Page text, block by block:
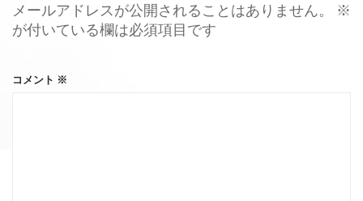
メールアドレスが公開されることはありません。
※
が付いている欄は必須項目です
コメント ※